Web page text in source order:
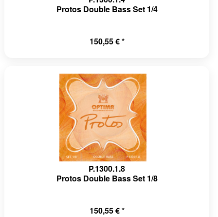
Protos Double Bass Set 1/4
150,55 € *
P.1300.1.8
Protos Double Bass Set 1/8
150,55 € *